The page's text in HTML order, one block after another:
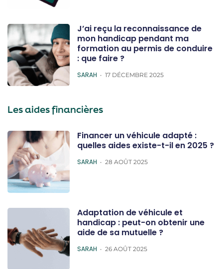
J’ai reçu la reconnaissance de
mon handicap pendant ma
formation au permis de conduire
: que faire ?
POSTED
SARAH 17 DÉCEMBRE 2025
Les aides financières
Financer un véhicule adapté :
quelles aides existe-t-il en 2025 ?
POSTED
SARAH 28 AOÛT 2025
Adaptation de véhicule et
handicap : peut-on obtenir une
aide de sa mutuelle ?
POSTED
SARAH 26 AOÛT 2025